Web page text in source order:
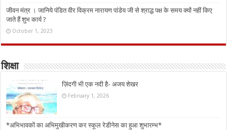
जीवन मंत्र । जानिये पंडित वीर विक्रम नारायण पांडेय जी से श्राद्ध पक्ष के समय क्यों नहीं किए
जाते हैं शुभ कार्य ?
October 1, 2023
शिक्षा
ज़िंदगी भी एक नदी है- अजय शेखर
February 1, 2026
*अभिभावकों का अभिमुखीकरण कर स्कूल रेडीनेस का हुआ शुभारम्भ*